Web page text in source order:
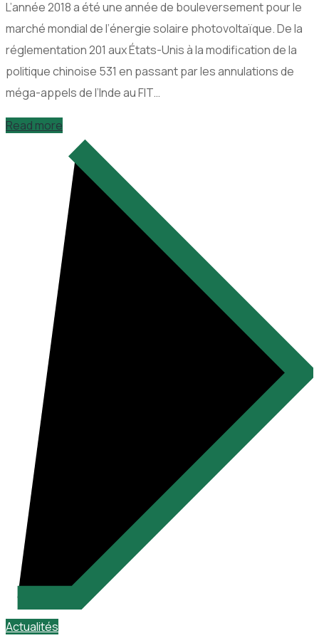
L’année 2018 a été une année de bouleversement pour le
marché mondial de l’énergie solaire photovoltaïque. De la
réglementation 201 aux États-Unis à la modification de la
politique chinoise 531 en passant par les annulations de
méga-appels de l’Inde au FIT…
Read more
Actualités